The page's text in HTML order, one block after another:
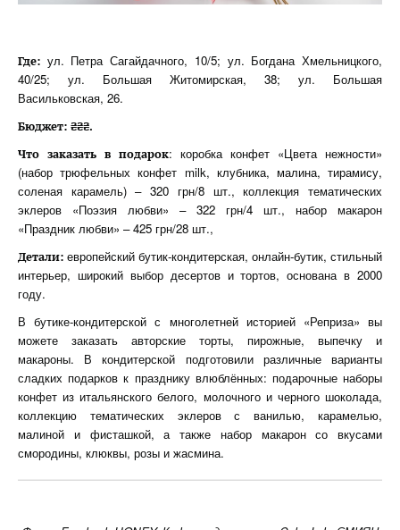
Где: ул. Петра Сагайдачного, 10/5; ул. Богдана Хмельницкого,
40/25; ул. Большая Житомирская, 38; ул. Большая
Васильковская, 26.
Бюджет: ₴₴₴.
Что заказать в подарок: коробка конфет «Цвета нежности»
(набор трюфельных конфет milk, клубника, малина, тирамису,
соленая карамель) – 320 грн/8 шт., коллекция тематических
эклеров «Поэзия любви» – 322 грн/4 шт., набор макарон
«Праздник любви» – 425 грн/28 шт.,
Детали: европейский бутик-кондитерская, онлайн-бутик, стильный
интерьер, широкий выбор десертов и тортов, основана в 2000
году.
В бутике-кондитерской с многолетней историей «Реприза» вы
можете заказать авторские торты, пирожные, выпечку и
макароны. В кондитерской подготовили различные варианты
сладких подарков к празднику влюблённых: подарочные наборы
конфет из итальянского белого, молочного и черного шоколада,
коллекцию тематических эклеров с ванилью, карамелью,
малиной и фисташкой, а также набор макарон со вкусами
смородины, клюквы, розы и жасмина.